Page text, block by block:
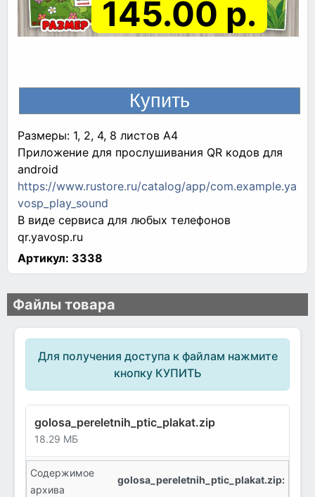
145.00 р.
Размеры: 1, 2, 4, 8 листов А4
Приложение для прослушивания QR кодов для
android
https://www.rustore.ru/catalog/app/com.example.ya
vosp_play_sound
В виде сервиса для любых телефонов
qr.yavosp.ru
Артикул: 3338
Файлы товара
Для получения доступа к файлам нажмите
кнопку КУПИТЬ
golosa_pereletnih_ptic_plakat.zip
18.29 МБ
Содержимое
архива
golosa_pereletnih_ptic_plakat.zip: